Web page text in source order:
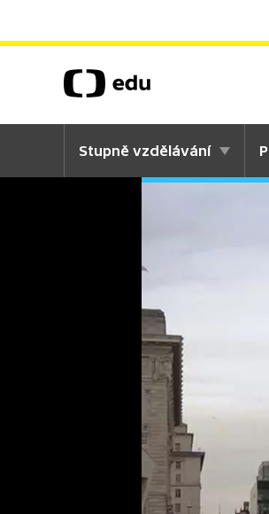
Stupně vzdělávání